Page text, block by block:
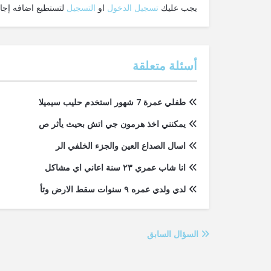
يجب عليك تسجيل الدخول او التسجيل لتستطيع اضافه
أسئلة متعلقة
طفلي عمرة 7 شهور استخدم حليب سيميلا
يمكنني اخذ هرمون جي اتش بحيث يأثر ص
اسال الصداع العين والجزء الخلفي الر
انا شاب عمري ٢٣ سنة اعاني اي مشاكل
لدي ولدي عمره ٩ سنوات سقط الارض وتأ
السؤال السابق